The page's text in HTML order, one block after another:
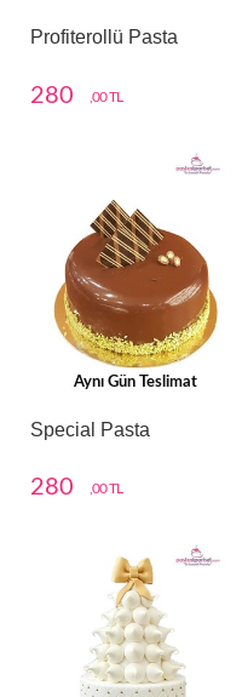
Profiterollü Pasta
280 ,00 TL
Aynı Gün Teslimat
Special Pasta
280 ,00 TL